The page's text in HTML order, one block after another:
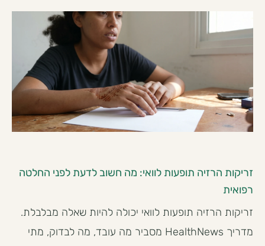
זריקות הרזיה תופעות לוואי: מה חשוב לדעת לפני החלטה
רפואית
זריקות הרזיה תופעות לוואי יכולה להיות שאלה מבלבלת.
מדריך HealthNews מסביר מה עובד, מה לבדוק, מתי